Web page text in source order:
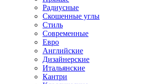
Радиусные
Скошенные углы
Стиль
Современные
Евро
Английские
Дизайнерские
Итальянские
Кантри